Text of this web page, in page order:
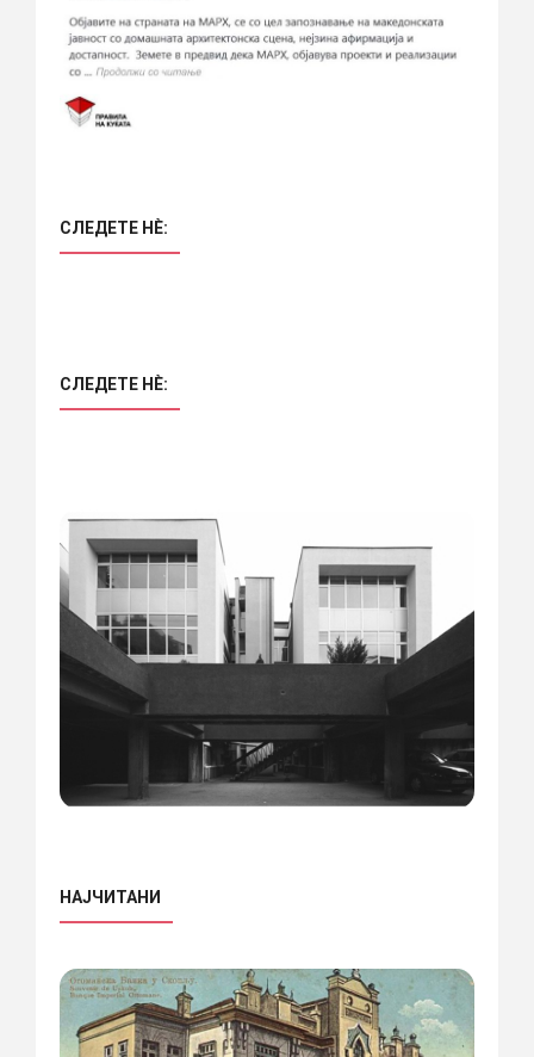
СЛЕДЕТЕ НÈ:
СЛЕДЕТЕ НÈ:
НАЈЧИТАНИ